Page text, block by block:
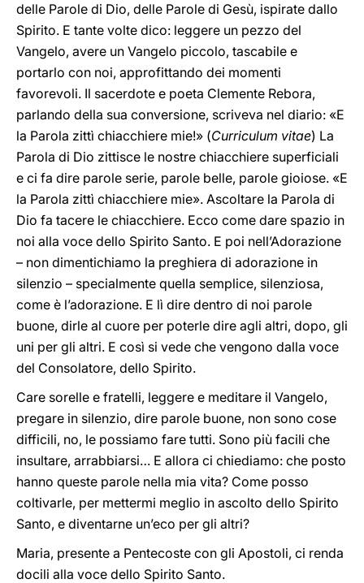
delle Parole di Dio, delle Parole di Gesù, ispirate dallo
Spirito. E tante volte dico: leggere un pezzo del
Vangelo, avere un Vangelo piccolo, tascabile e
portarlo con noi, approfittando dei momenti
favorevoli. Il sacerdote e poeta Clemente Rebora,
parlando della sua conversione, scriveva nel diario: «E
la Parola zittì chiacchiere mie!» (Curriculum vitae) La
Parola di Dio zittisce le nostre chiacchiere superficiali
e ci fa dire parole serie, parole belle, parole gioiose. «E
la Parola zittì chiacchiere mie». Ascoltare la Parola di
Dio fa tacere le chiacchiere. Ecco come dare spazio in
noi alla voce dello Spirito Santo. E poi nell’Adorazione
– non dimentichiamo la preghiera di adorazione in
silenzio – specialmente quella semplice, silenziosa,
come è l’adorazione. E lì dire dentro di noi parole
buone, dirle al cuore per poterle dire agli altri, dopo, gli
uni per gli altri. E così si vede che vengono dalla voce
del Consolatore, dello Spirito.
Care sorelle e fratelli, leggere e meditare il Vangelo,
pregare in silenzio, dire parole buone, non sono cose
difficili, no, le possiamo fare tutti. Sono più facili che
insultare, arrabbiarsi… E allora ci chiediamo: che posto
hanno queste parole nella mia vita? Come posso
coltivarle, per mettermi meglio in ascolto dello Spirito
Santo, e diventarne un’eco per gli altri?
Maria, presente a Pentecoste con gli Apostoli, ci renda
docili alla voce dello Spirito Santo.